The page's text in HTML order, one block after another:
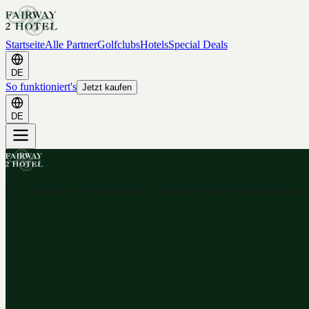
StartseiteAlle PartnerGolfclubsHotelsSpecial Deals
DE
So funktioniert's Jetzt kaufen
DE